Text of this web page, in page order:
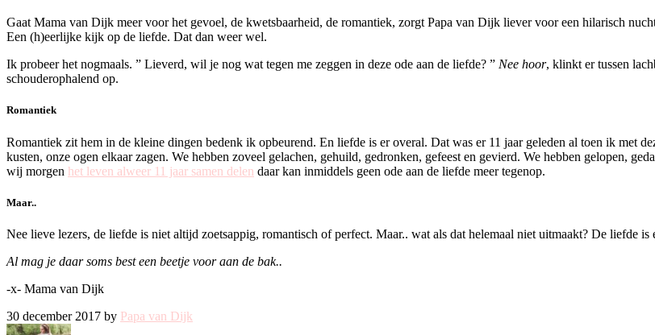
Gaat Mama van Dijk meer voor het gevoel, de kwetsbaarheid, de romantiek, zorgt Papa van Dijk liever voor een hilarisch
Een (h)eerlijke kijk op de liefde. Dat dan weer wel.
Ik probeer het nogmaals. ” Lieverd, wil je nog wat tegen me zeggen in deze ode aan de liefde? ” Nee hoor, klinkt er tussen
schouderophalend op.
Romantiek
Romantiek zit hem in de kleine dingen bedenk ik opbeurend. En liefde is er overal. Dat was er 11 jaar geleden al toen ik met
kusten, onze ogen elkaar zagen. We hebben zoveel gelachen, gehuild, gedronken, gefeest en gevierd. We hebben gelopen,
wij morgen het leven alweer 11 jaar samen delen daar kan inmiddels geen ode aan de liefde meer tegenop.
Maar..
Nee lieve lezers, de liefde is niet altijd zoetsappig, romantisch of perfect. Maar.. wat als dat helemaal niet uitmaakt? De liefde is
Al mag je daar soms best een beetje voor aan de bak..
-x- Mama van Dijk
30 december 2017 by Papa van Dijk